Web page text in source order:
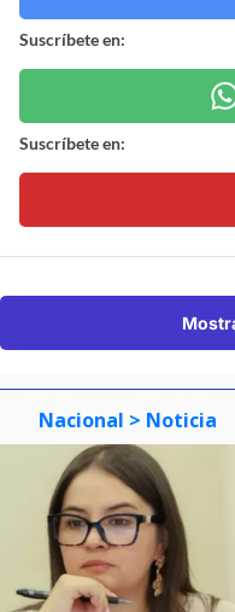
Suscríbete en:
Suscríbete en:
Nacional > Noticia